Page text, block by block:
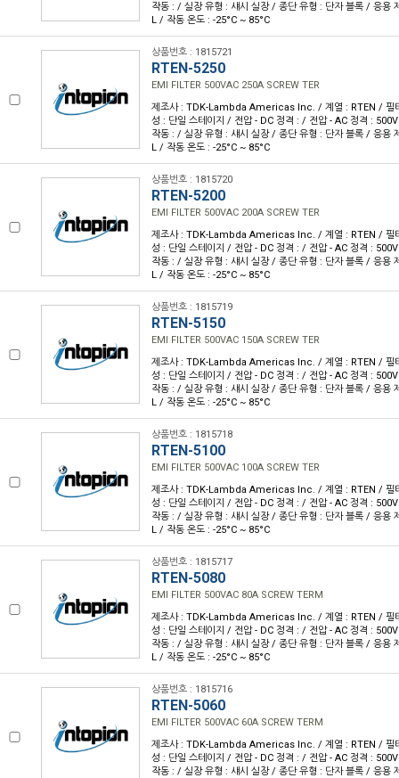
작동 : / 실장 유형 : 섀시 실장 / 종단 유형 : 단자 블록 / 응용
L / 작동 온도 : -25°C ~ 85°C
상품번호 : 1815721
RTEN-5250
EMI FILTER 500VAC 250A SCREW TER
제조사 : TDK-Lambda Americas Inc. / 계열 : RTEN / 필
성 : 단일 스테이지 / 전압 - DC 정격 : / 전압 - AC 정격 :
작동 : / 실장 유형 : 섀시 실장 / 종단 유형 : 단자 블록 / 응용
L / 작동 온도 : -25°C ~ 85°C
상품번호 : 1815720
RTEN-5200
EMI FILTER 500VAC 200A SCREW TER
제조사 : TDK-Lambda Americas Inc. / 계열 : RTEN / 필
성 : 단일 스테이지 / 전압 - DC 정격 : / 전압 - AC 정격 :
작동 : / 실장 유형 : 섀시 실장 / 종단 유형 : 단자 블록 / 응용
L / 작동 온도 : -25°C ~ 85°C
상품번호 : 1815719
RTEN-5150
EMI FILTER 500VAC 150A SCREW TER
제조사 : TDK-Lambda Americas Inc. / 계열 : RTEN / 필
성 : 단일 스테이지 / 전압 - DC 정격 : / 전압 - AC 정격 :
작동 : / 실장 유형 : 섀시 실장 / 종단 유형 : 단자 블록 / 응용
L / 작동 온도 : -25°C ~ 85°C
상품번호 : 1815718
RTEN-5100
EMI FILTER 500VAC 100A SCREW TER
제조사 : TDK-Lambda Americas Inc. / 계열 : RTEN / 필
성 : 단일 스테이지 / 전압 - DC 정격 : / 전압 - AC 정격 :
작동 : / 실장 유형 : 섀시 실장 / 종단 유형 : 단자 블록 / 응용
L / 작동 온도 : -25°C ~ 85°C
상품번호 : 1815717
RTEN-5080
EMI FILTER 500VAC 80A SCREW TERM
제조사 : TDK-Lambda Americas Inc. / 계열 : RTEN / 필
성 : 단일 스테이지 / 전압 - DC 정격 : / 전압 - AC 정격 :
작동 : / 실장 유형 : 섀시 실장 / 종단 유형 : 단자 블록 / 응용
L / 작동 온도 : -25°C ~ 85°C
상품번호 : 1815716
RTEN-5060
EMI FILTER 500VAC 60A SCREW TERM
제조사 : TDK-Lambda Americas Inc. / 계열 : RTEN / 필
성 : 단일 스테이지 / 전압 - DC 정격 : / 전압 - AC 정격 :
작동 : / 실장 유형 : 섀시 실장 / 종단 유형 : 단자 블록 / 응용